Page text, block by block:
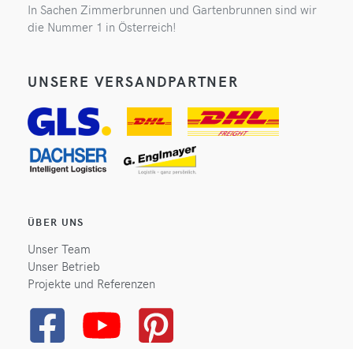
In Sachen Zimmerbrunnen und Gartenbrunnen sind wir
die Nummer 1 in Österreich!
UNSERE VERSANDPARTNER
ÜBER UNS
Unser Team
Unser Betrieb
Projekte und Referenzen